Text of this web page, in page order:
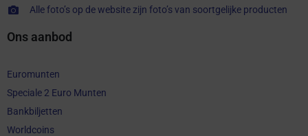
Alle foto’s op de website zijn foto’s van soortgelijke producten
Ons aanbod
Euromunten
Speciale 2 Euro Munten
Bankbiljetten
Worldcoins